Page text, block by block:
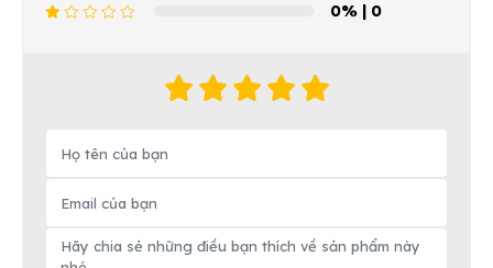
0% | 0